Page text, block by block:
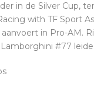
in de Silver Cup,
with TF Sport
in Pro-AM.
#77